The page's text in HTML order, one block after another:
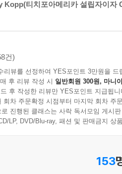
날 교정을 거닐다가 갑작스런
안 하워드와 에릭이 함께 나눈 대
책을 하며 때로는 나란히 앉아서
기도 하다. 이들의 대화를 따라
을 받게 된다. 따뜻하고 정감어
우리는 스스로 원하는 성공을
이 동시대를 살고 있는 우리 모두
Kopp(티치포아메리카 설립자이자
건)
리뷰를 선정하여 YES포인트 3만원을 드
후 리뷰 작성 시 일반회원 300원, 마니
후 작성한 리뷰만 YES포인트 지급됩니
회차 주문확정 시점부터 마지막 회차 주
진행된 클래스는 사락 독서모임 게시
LP, DVD/Blu-ray, 패션 및 판매금지 상
153